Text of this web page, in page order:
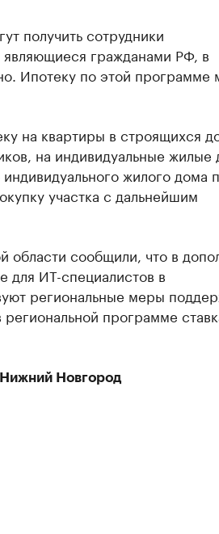
получить сотрудники
гражданами РФ, в
Ипотеку по этой программе
на квартиры в строящихся
на индивидуальные жилые
жилого дома
участка с дальнейшим
области сообщили, что в
для ИТ-специалистов в
региональные меры
программе
Новгород